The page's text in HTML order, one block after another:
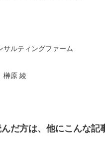
サルティングファーム
榊原 綾
だ方は、他にこんな記